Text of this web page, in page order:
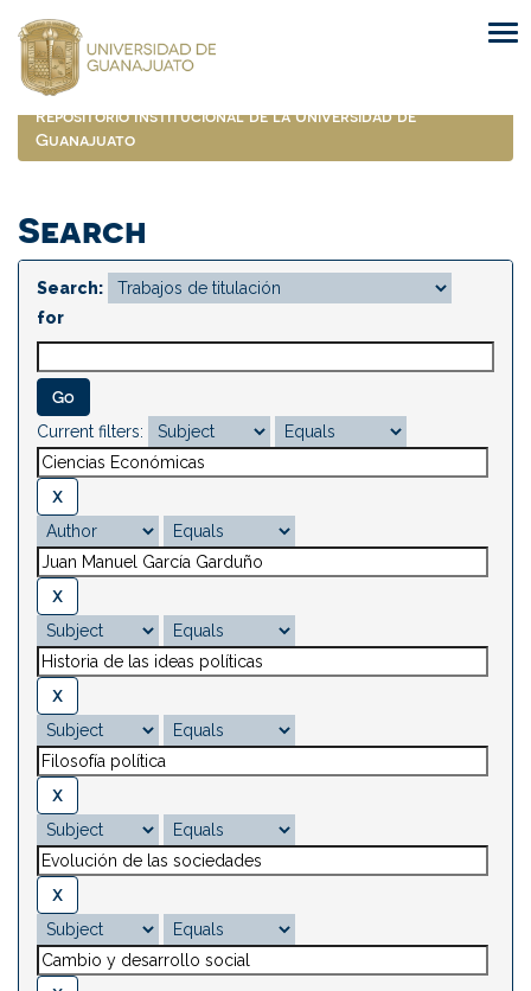
navigation
Repositorio Institucional de la Universidad de
Guanajuato
Search
Search:
for
Current filters: